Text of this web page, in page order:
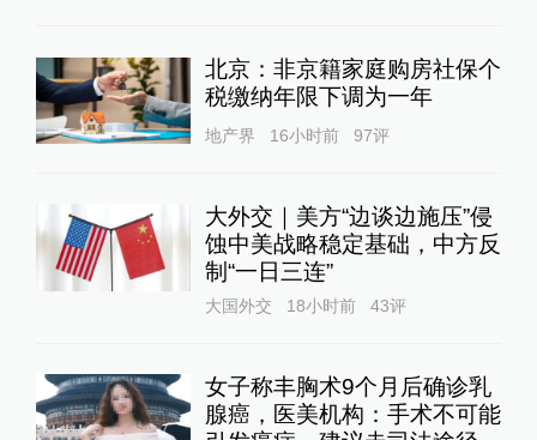
北京：非京籍家庭购房社保个
税缴纳年限下调为一年
地产界 16小时前 97评
大外交｜美方“边谈边施压”侵
蚀中美战略稳定基础，中方反
制“一日三连”
大国外交 18小时前 43评
女子称丰胸术9个月后确诊乳
腺癌，医美机构：手术不可能